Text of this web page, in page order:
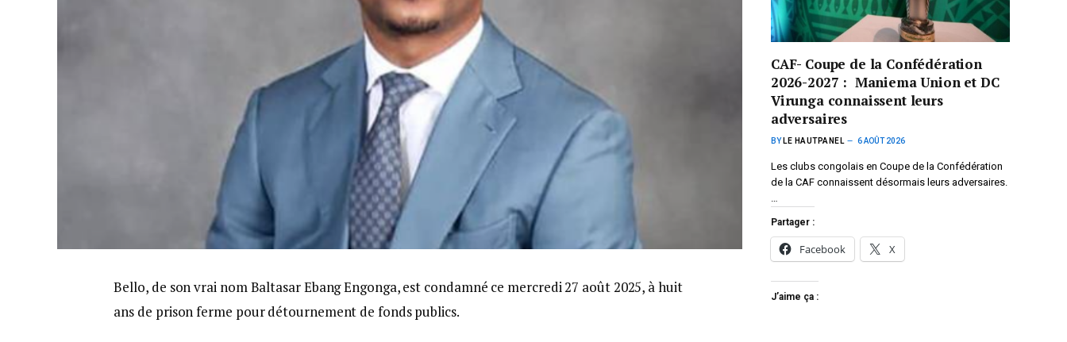
Bello, de son vrai nom Baltasar Ebang Engonga, est condamné ce mercredi 27 août 2025, à huit
ans de prison ferme pour détournement de fonds publics.
CAF- Coupe de la Confédération
2026-2027 : Maniema Union et DC
Virunga connaissent leurs
adversaires
BY LE HAUTPANEL 6 AOÛT 2026
Les clubs congolais en Coupe de la Confédération
de la CAF connaissent désormais leurs adversaires.
…
Partager :
Facebook X
J’aime ça :